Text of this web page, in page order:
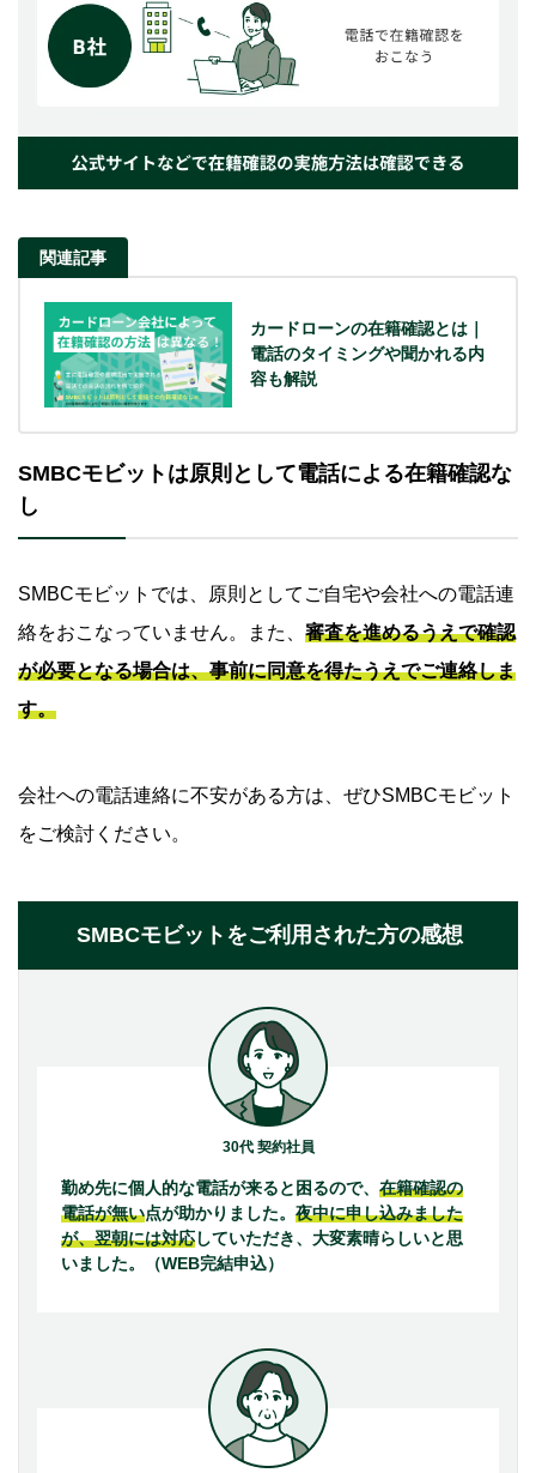
関連記事
カードローンの在籍確認とは｜
電話のタイミングや聞かれる内
容も解説
SMBCモビットは原則として電話による在籍確認な
し
SMBCモビットでは、原則としてご自宅や会社への電話連
絡をおこなっていません。また、 審査を進めるうえで確認
が必要となる場合は、事前に同意を得たうえでご連絡しま
す。
会社への電話連絡に不安がある方は、ぜひSMBCモビット
をご検討ください。
SMBCモビットをご利用された方の感想
30代 契約社員
勤め先に個人的な電話が来ると困るので、 在籍確認の
電話が無い点が助かりました。 夜中に申し込みました
が、翌朝には対応していただき、大変素晴らしいと思
いました。（WEB完結申込）